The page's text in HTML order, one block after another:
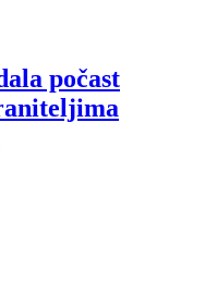
počast